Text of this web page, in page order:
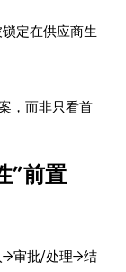
定在供应商生
，而非只看首
”前置
→审批/处理→结